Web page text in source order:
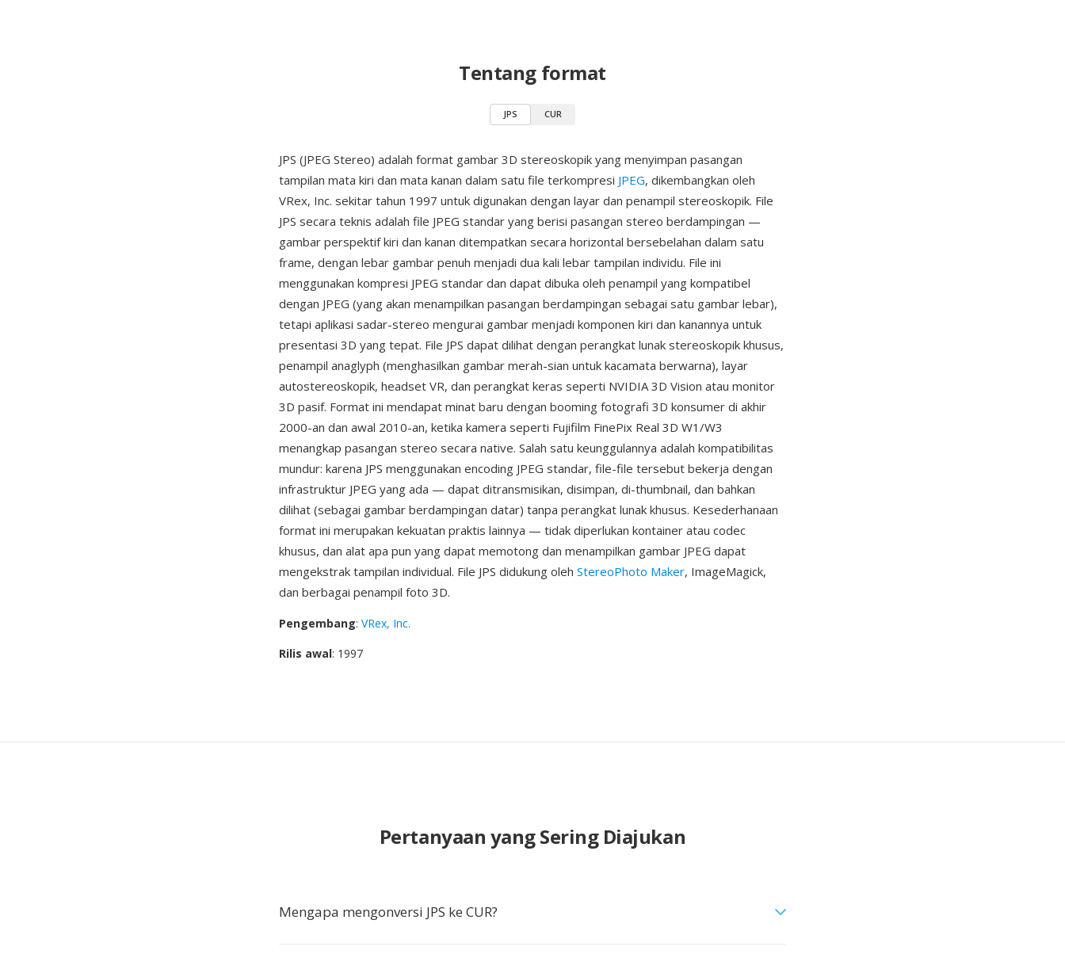
Tentang format
JPS CUR
JPS (JPEG Stereo) adalah format gambar 3D stereoskopik yang menyimpan pasangan
tampilan mata kiri dan mata kanan dalam satu file terkompresi JPEG, dikembangkan oleh
VRex, Inc. sekitar tahun 1997 untuk digunakan dengan layar dan penampil stereoskopik. File
JPS secara teknis adalah file JPEG standar yang berisi pasangan stereo berdampingan —
gambar perspektif kiri dan kanan ditempatkan secara horizontal bersebelahan dalam satu
frame, dengan lebar gambar penuh menjadi dua kali lebar tampilan individu. File ini
menggunakan kompresi JPEG standar dan dapat dibuka oleh penampil yang kompatibel
dengan JPEG (yang akan menampilkan pasangan berdampingan sebagai satu gambar lebar),
tetapi aplikasi sadar-stereo mengurai gambar menjadi komponen kiri dan kanannya untuk
presentasi 3D yang tepat. File JPS dapat dilihat dengan perangkat lunak stereoskopik khusus,
penampil anaglyph (menghasilkan gambar merah-sian untuk kacamata berwarna), layar
autostereoskopik, headset VR, dan perangkat keras seperti NVIDIA 3D Vision atau monitor
3D pasif. Format ini mendapat minat baru dengan booming fotografi 3D konsumer di akhir
2000-an dan awal 2010-an, ketika kamera seperti Fujifilm FinePix Real 3D W1/W3
menangkap pasangan stereo secara native. Salah satu keunggulannya adalah kompatibilitas
mundur: karena JPS menggunakan encoding JPEG standar, file-file tersebut bekerja dengan
infrastruktur JPEG yang ada — dapat ditransmisikan, disimpan, di-thumbnail, dan bahkan
dilihat (sebagai gambar berdampingan datar) tanpa perangkat lunak khusus. Kesederhanaan
format ini merupakan kekuatan praktis lainnya — tidak diperlukan kontainer atau codec
khusus, dan alat apa pun yang dapat memotong dan menampilkan gambar JPEG dapat
mengekstrak tampilan individual. File JPS didukung oleh StereoPhoto Maker, ImageMagick,
dan berbagai penampil foto 3D.
Pengembang: VRex, Inc.
Rilis awal: 1997
Pertanyaan yang Sering Diajukan
Mengapa mengonversi JPS ke CUR?